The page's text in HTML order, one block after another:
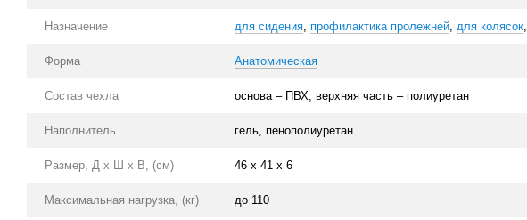
Назначение для сидения, профилактика пролежней, для колясок,
Форма Анатомическая
Состав чехла основа – ПВХ, верхняя часть – полиуретан
Наполнитель гель, пенополиуретан
Размер, Д х Ш х В, (см) 46 x 41 x 6
Максимальная нагрузка, (кг) до 110